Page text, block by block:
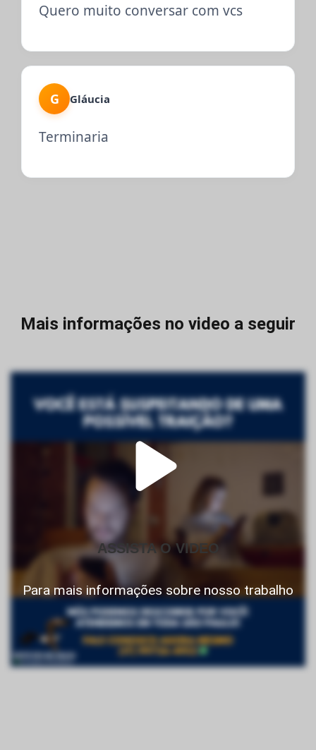
Quero muito conversar com vcs
G Gláucia
Terminaria
Mais informações no video a seguir
ASSISTA O VIDEO
Para mais informações sobre nosso trabalho